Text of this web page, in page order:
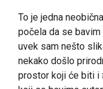
To je jedna
počela da se
uvek sam nešto
nekako došlo
prostor koji će biti i